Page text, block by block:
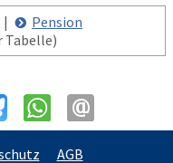
|
Pension
Tabelle)
AGB